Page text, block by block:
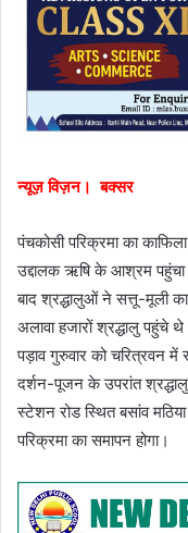
न्यूज़ विज़न। बक्सर
पंचकोसी परिक्रमा का
उद्दालक ऋषि के आश्रम
बाद श्रद्धालुओं ने सत्तू-मूली
अलावा हजारों श्रद्धालु पहुंचे
पड़ाव गुरुवार को चरित्रवन में
दर्शन-पूजन के उपरांत
स्टेशन रोड स्थित बसांव
परिक्रमा का समापन होगा।